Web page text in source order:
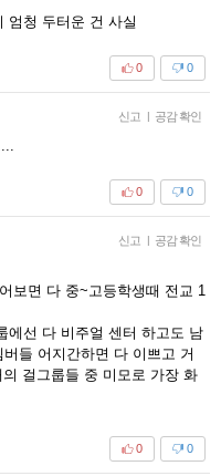
엄청 두터운 건 사실
0
0
신고 | 공감 확인
0
0
신고 | 공감 확인
보면 다 중~고등학생때 전교 1
에선 다 비주얼 센터 하고도 남
들 어지간하면 다 이쁘고 거
걸그룹들 중 미모로 가장 화
0
0